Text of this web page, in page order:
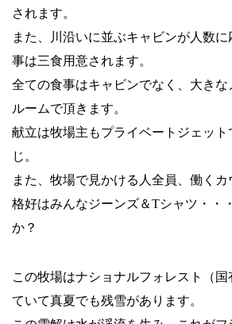
されます。
また、川沿いに並ぶキャビンが人数
事は三食用意されます。
全ての食事はキャビンでなく、大き
ルームで頂きます。
献立は牧場主もプライベートジェット
じ。
また、牧場で見かける人全員、働くカ
格好はみんなジーンズ＆Tシャツ・・
か？
この牧場はナショナルフォレスト（国
ていて真夏でも残雪があります。